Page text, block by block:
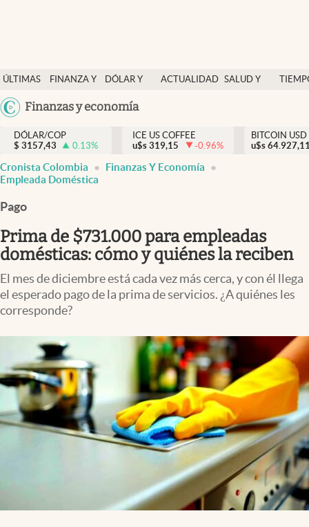
ÚLTIMAS
NOTICIAS
FINANZA Y
DÓLAR Y
ACTUALIDAD SALUD Y
México
Finanzas y economía
Salud y nutrición
Vida espiritual
Actualidad
Dólar y mercados
Curiosidades
Colombia
DÓLAR/COP
$ 3157,43 0.13%
ICE US COFFEE
u$s 319,15 -0.96%
BITCOIN USD
u$s
Cronista Colombia
Finanzas Y Economía
Empleada Doméstica
Pago
Prima de $731.000 para empleadas
domésticas: cómo y quiénes la reciben
El mes de diciembre está cada vez más cerca, y con él llega
el esperado pago de la prima de servicios. ¿A quiénes les
corresponde?